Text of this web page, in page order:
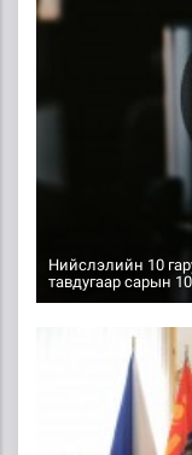
Нийслэлийн 10
тавдугаар сарын